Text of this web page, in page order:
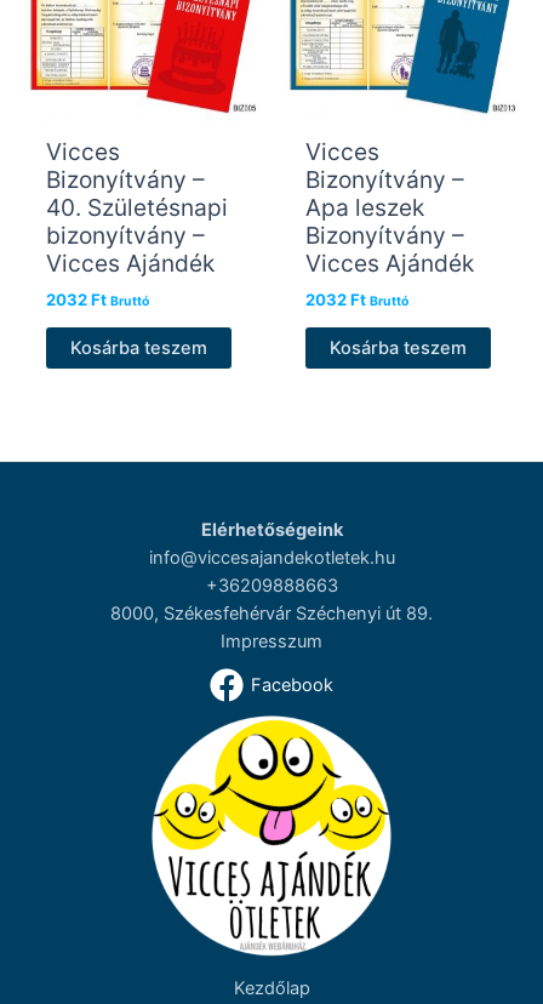
Vicces
Bizonyítvány –
40. Születésnapi
bizonyítvány –
Vicces Ajándék
2032Ft Bruttó
Kosárba teszem
Vicces
Bizonyítvány –
Apa leszek
Bizonyítvány –
Vicces Ajándék
2032Ft Bruttó
Kosárba teszem
Elérhetőségeink
info@viccesajandekotletek.hu
+36209888663
8000, Székesfehérvár Széchenyi út 89.
Impresszum
Facebook
Kezdőlap